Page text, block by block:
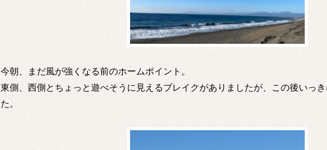
今朝、まだ風が強くなる前のホームポイント。
東側、西側とちょっと遊べそうに見えるブレイクがありましたが、この後いっ
た。